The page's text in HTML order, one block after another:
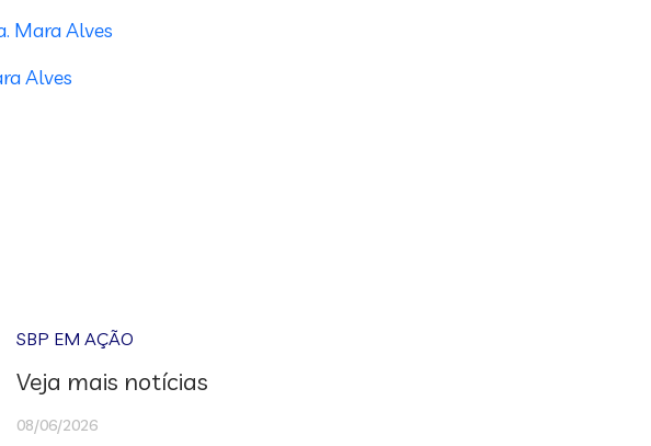
Mara Alves
Alves
SBP EM AÇÃO
Veja mais notícias
08/06/2026